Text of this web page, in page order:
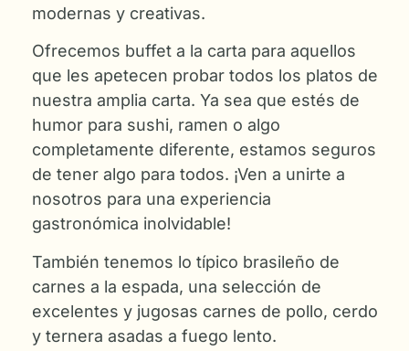
modernas y creativas.
Ofrecemos buffet a la carta para aquellos
que les apetecen probar todos los platos de
nuestra amplia carta. Ya sea que estés de
humor para sushi, ramen o algo
completamente diferente, estamos seguros
de tener algo para todos. ¡Ven a unirte a
nosotros para una experiencia
gastronómica inolvidable!
También tenemos lo típico brasileño de
carnes a la espada, una selección de
excelentes y jugosas carnes de pollo, cerdo
y ternera asadas a fuego lento.